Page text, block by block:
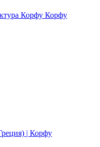
Корфу Корфу
| Корфу